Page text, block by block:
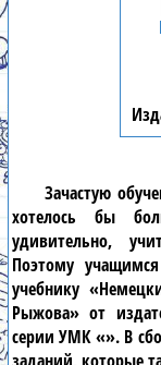
Зачастую
хотелось бы
удивительно,
Поэтому
учебнику
Рыжова» от
серии УМК «». В